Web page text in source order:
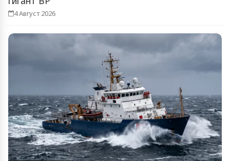
4 Август 2026